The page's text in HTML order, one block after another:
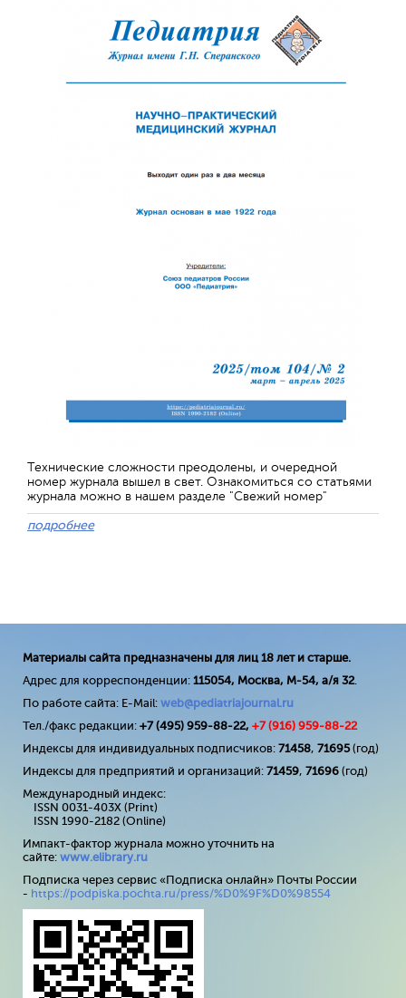
Технические сложности преодолены, и очередной
номер журнала вышел в свет. Ознакомиться со статьями
журнала можно в нашем разделе "Свежий номер"
подробнее
Материалы сайта предназначены для лиц 18 лет и старше.
Адрес для корреспонденции: 115054, Москва, М-54, а/я 32.
По работе сайта: E-Mail: web@pediatriajournal.ru
Тел./факс редакции: +7 (495) 959-88-22, +7 (916) 959-88-22
Индексы для индивидуальных подписчиков: 71458, 71695(год)
Индексы для предприятий и организаций: 71459, 71696 (год)
Международный индекс:
ISSN 0031-403X (Print)
ISSN 1990-2182 (Online)
Импакт-фактор журнала можно уточнить на
сайте: www.elibrary.ru
Подписка через сервис «Подписка онлайн» Почты России
- https://podpiska.pochta.ru/press/%D0%9F%D0%98554